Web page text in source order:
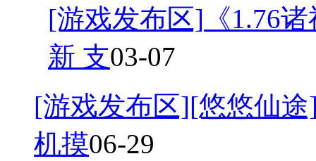
[游戏发布区] 《1.76
新 支03-07
[游戏发布区][悠悠仙
机摸06-29